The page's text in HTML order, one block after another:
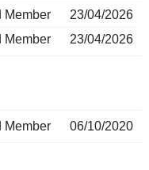
Member
23/04/2026
Member
23/04/2026
Member 06/10/2020